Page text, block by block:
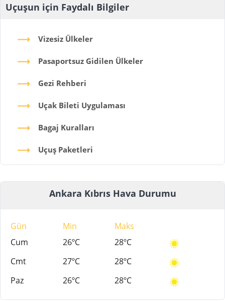
Uçuşun için Faydalı Bilgiler
Vizesiz Ülkeler
Pasaportsuz Gidilen Ülkeler
Gezi Rehberi
Uçak Bileti Uygulaması
Bagaj Kuralları
Uçuş Paketleri
Ankara Kıbrıs Hava Durumu
Gün Min
Maks
Cum
26ºC
28ºC
Cmt
27ºC
28ºC
Paz
26ºC 28ºC